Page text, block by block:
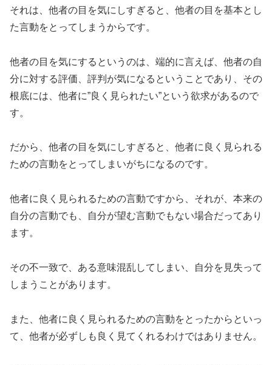
それは、他者の目を気にしすぎると、他者の目を基本とし
た言動をとってしまうからです。
他者の目を気にするというのは、端的に言えば、他者の自
分に対する評価、評判が気になるということであり、その
根底には、他者に”良く見られたい”という欲求があるので
す。
だから、他者の目を気にしすぎると、他者に良く見られる
ための言動をとってしまいがちになるのです。
他者に良く見られるための言動ですから、それが、本来の
自分の言動でも、自分が望む言動でもない場合だってあり
ます。
その不一致で、ある意味混乱してしまい、自分を見失って
しまうことがあります。
また、他者に良く見られるための言動をとったからといっ
て、他者が必ずしも良く見てくれるわけではありません。